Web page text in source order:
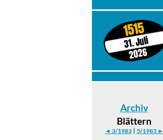
1515
31. Juli
2026
Archiv
Blättern
◄ 3/1983| 5/1983 ►